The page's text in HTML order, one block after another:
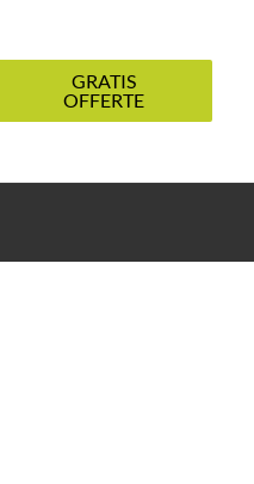
GRATIS
OFFERTE